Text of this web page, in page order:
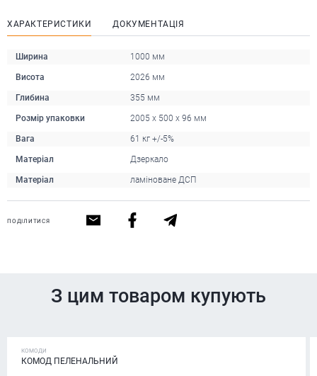
ХАРАКТЕРИСТИКИ ДОКУМЕНТАЦІЯ
Ширина 1000 мм
Висота 2026 мм
Глибина 355 мм
Розмір упаковки 2005 x 500 x 96 мм
Вага 61 кг +/-5%
Матеріал Дзеркало
Матеріал ламіноване ДСП
ПОДІЛИТИСЯ
З цим товаром купують
КОМОДИ
КОМОД ПЕЛЕНАЛЬНИЙ